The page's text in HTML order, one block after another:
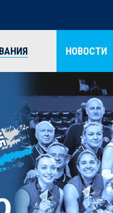
НОВОСТИ